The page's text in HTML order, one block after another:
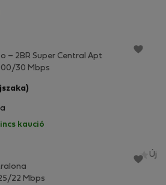
– 2BR Super Central Apt
100/30 Mbps
kaució
Új
22 Mbps